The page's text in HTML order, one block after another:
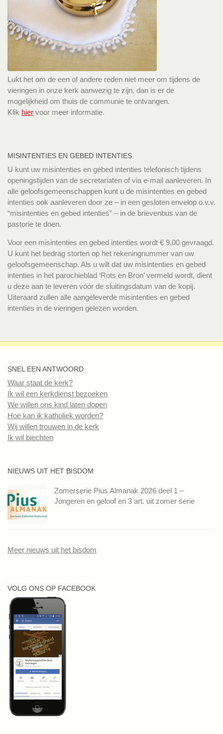
Lukt het om de een of andere reden niet meer om tijdens de
vieringen in onze kerk aanwezig te zijn, dan is er de
mogelijkheid om thuis de communie te ontvangen.
Klik hier voor meer informatie.
MISINTENTIES EN GEBED INTENTIES
U kunt uw misintenties en gebed intenties telefonisch tijdens
openingstijden van de secretariaten of via e-mail aanleveren. In
alle geloofsgemeenschappen kunt u de misintenties en gebed
intenties ook aanleveren door ze – in een gesloten envelop o.v.v.
“misintenties en gebed intenties” – in de brievenbus van de
pastorie te doen.
Voor een misintenties en gebed intenties wordt € 9,00 gevraagd.
U kunt het bedrag storten op het rekeningnummer van uw
geloofsgemeenschap. Als u wilt dat uw misintenties en gebed
intenties in het parochieblad ‘Rots en Bron’ vermeld wordt, dient
u deze aan te leveren vóór de sluitingsdatum van de kopij.
Uiteraard zullen alle aangeleverde misintenties en gebed
intenties in de vieringen gelezen worden.
SNEL EEN ANTWOORD
Waar staat de kerk?
Ik wil een kerkdienst bezoeken
We willen ons kind laten dopen
Hoe kan ik katholiek worden?
Wij willen trouwen in de kerk
Ik wil biechten
NIEUWS UIT HET BISDOM
Zomerserie Pius Almanak 2026 deel 1 –
Jongeren en geloof en 3 art. uit zomer serie
Meer nieuws uit het bisdom
VOLG ONS OP FACEBOOK